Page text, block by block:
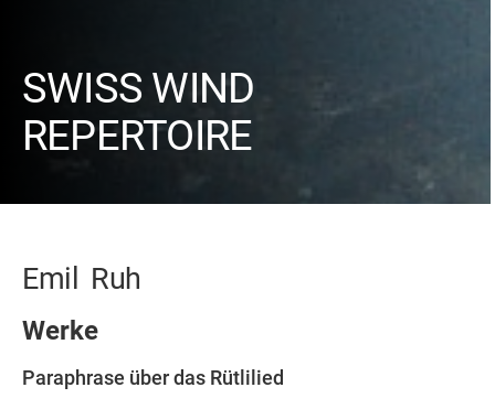
SWISS WIND
REPERTOIRE
Emil Ruh
Werke
Paraphrase über das Rütlilied